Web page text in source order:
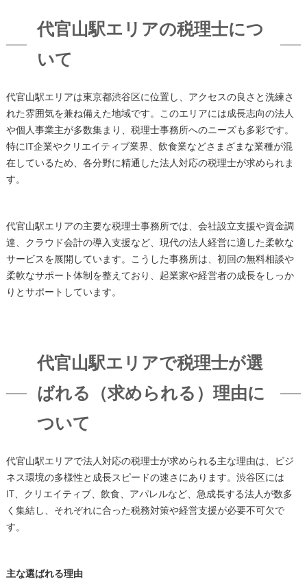
代官山駅エリアの税理士につ
いて
代官山駅エリアは東京都渋谷区に位置し、アクセスの良さと洗練さ
れた雰囲気を兼ね備えた地域です。このエリアには成長志向の法人
や個人事業主が多数集まり、税理士事務所へのニーズも多彩です。
特にIT企業やクリエイティブ業界、飲食業などさまざまな業種が混
在しているため、各分野に精通した法人対応の税理士が求められま
す。
代官山駅エリアの主要な税理士事務所では、会社設立支援や資金調
達、クラウド会計の導入支援など、現代の法人経営に適した柔軟な
サービスを展開しています。こうした事務所は、初回の無料相談や
柔軟なサポート体制を整えており、起業家や経営者の成長をしっか
りとサポートしています。
代官山駅エリアで税理士が選
ばれる（求められる）理由に
ついて
代官山駅エリアで法人対応の税理士が求められる主な理由は、ビジ
ネス環境の多様性と成長スピードの速さにあります。渋谷区には
IT、クリエイティブ、飲食、アパレルなど、急成長する法人が数多
く集結し、それぞれに合った税務対策や経営支援が必要不可欠で
す。
主な選ばれる理由